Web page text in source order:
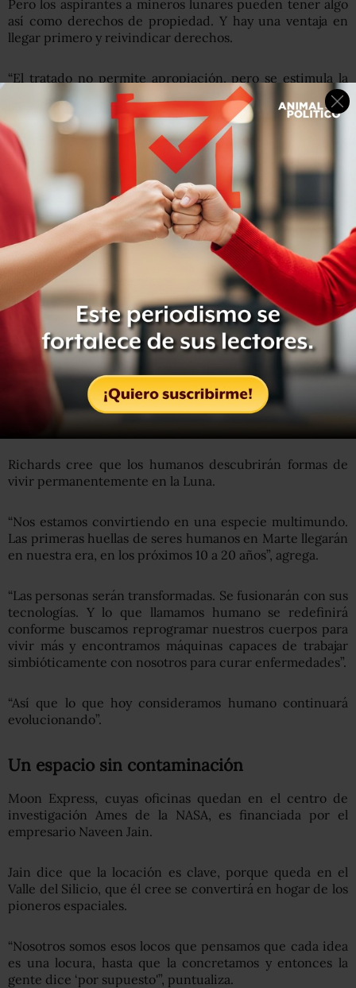
Pero los aspirantes a mineros lunares pueden tener algo
así como derechos de propiedad. Y hay una ventaja en
llegar primero y reivindicar derechos.
“El tratado no permite apropiación, pero se estimula la
explotación de libre acceso”, señala el abogado espacial
James Dunstan. “No puedes ser dueño, aunque puedes
usarla, ¿pero cómo llegamos a un equilibrio?”.
China tiene planes para enviar una sonda a la Luna este
año y astronautas en 2020. Como los planes lunares de
China son más ambiciosos que la mayoría, algunos temen
que podría obtener demasiado control.
Dunstan no cree que China se burle del derecho
internacional para dominar el espacio.
“Las sanciones comerciales serían muy duras si un país o
corporación se apropiara de bienes ajenos”.
Si Moon Express y otros aciertan, es concebible que en el
futuro la superficie lunar albergue una colonia de robots
mineros y astronautas que la usarían como base para una
Richards cree que los humanos descubrirán formas de
vivir permanentemente en la Luna.
“Nos estamos convirtiendo en una especie multimundo.
Las primeras huellas de seres humanos en Marte llegarán
en nuestra era, en los próximos 10 a 20 años”, agrega.
“Las personas serán transformadas. Se fusionarán con sus
tecnologías. Y lo que llamamos humano se redefinirá
conforme buscamos reprogramar nuestros cuerpos para
vivir más y encontramos máquinas capaces de trabajar
simbióticamente con nosotros para curar enfermedades”.
“Así que lo que hoy consideramos humano continuará
evolucionando”.
Un espacio sin contaminación
Moon Express, cuyas oficinas quedan en el centro de
investigación Ames de la NASA, es financiada por el
empresario Naveen Jain.
Jain dice que la locación es clave, porque queda en el
Valle del Silicio, que él cree se convertirá en hogar de los
pioneros espaciales.
“Nosotros somos esos locos que pensamos que cada idea
es una locura, hasta que la concretamos y entonces la
gente dice ‘por supuesto'”, puntualiza.